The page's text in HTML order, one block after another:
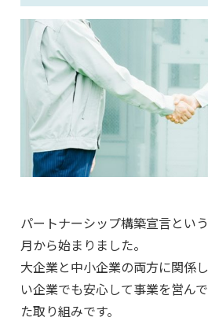
パートナーシップ構築宣言とい
月から始まりました。
大企業と中小企業の両方に関係
い企業でも安心して事業を営ん
た取り組みです。